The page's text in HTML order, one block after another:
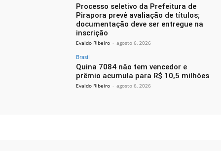
Processo seletivo da Prefeitura de
Pirapora prevê avaliação de títulos;
documentação deve ser entregue na
inscrição
Evaldo Ribeiro - agosto 6, 2026
Brasil
Quina 7084 não tem vencedor e
prêmio acumula para R$ 10,5 milhões
Evaldo Ribeiro - agosto 6, 2026